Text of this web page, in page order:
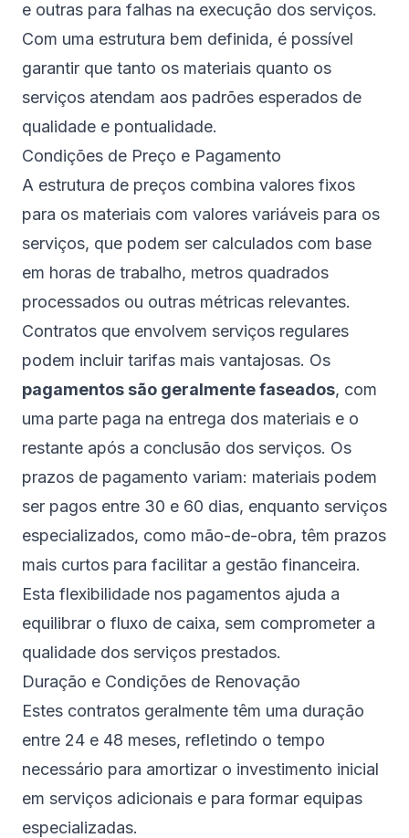
e outras para falhas na execução dos serviços.
Com uma estrutura bem definida, é possível
garantir que tanto os materiais quanto os
serviços atendam aos padrões esperados de
qualidade e pontualidade.
Condições de Preço e Pagamento
A estrutura de preços combina valores fixos
para os materiais com valores variáveis para os
serviços, que podem ser calculados com base
em horas de trabalho, metros quadrados
processados ou outras métricas relevantes.
Contratos que envolvem serviços regulares
podem incluir tarifas mais vantajosas. Os
pagamentos são geralmente faseados, com
uma parte paga na entrega dos materiais e o
restante após a conclusão dos serviços. Os
prazos de pagamento variam: materiais podem
ser pagos entre 30 e 60 dias, enquanto serviços
especializados, como mão-de-obra, têm prazos
mais curtos para facilitar a gestão financeira.
Esta flexibilidade nos pagamentos ajuda a
equilibrar o fluxo de caixa, sem comprometer a
qualidade dos serviços prestados.
Duração e Condições de Renovação
Estes contratos geralmente têm uma duração
entre 24 e 48 meses, refletindo o tempo
necessário para amortizar o investimento inicial
em serviços adicionais e para formar equipas
especializadas.